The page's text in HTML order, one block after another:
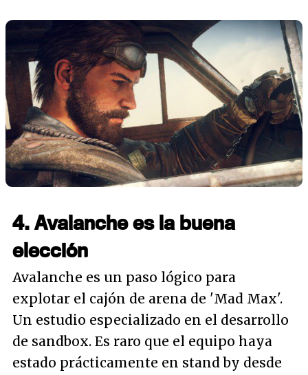
4. Avalanche es la buena
elección
Avalanche es un paso lógico para
explotar el cajón de arena de 'Mad Max'.
Un estudio especializado en el desarrollo
de sandbox. Es raro que el equipo haya
estado prácticamente en stand by desde